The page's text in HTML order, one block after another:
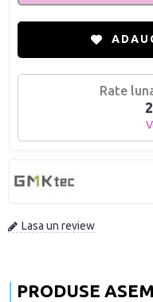
Lasa un review
Rate
PRODUSE